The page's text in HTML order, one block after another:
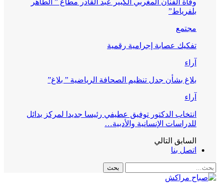
وفاة الفنان المغربي الكبير عبد القادر مطاع ” الطاهر
بلفرياط”
مجتمع
تفكيك عصابة إجرامية رقمية
آراء
بلاغ بشأن جدل تنظيم الصحافة الرياضية ” بلاغ”
آراء
انتخاب الدكتور توفيق عطيفي رئيسا جديدا لمركز بدائل
للدراسات الإنسانية والأدبية…
السابق التالي
اتصل بنا